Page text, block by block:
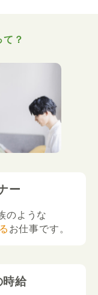
て？
ー
のような
お仕事です。
時給